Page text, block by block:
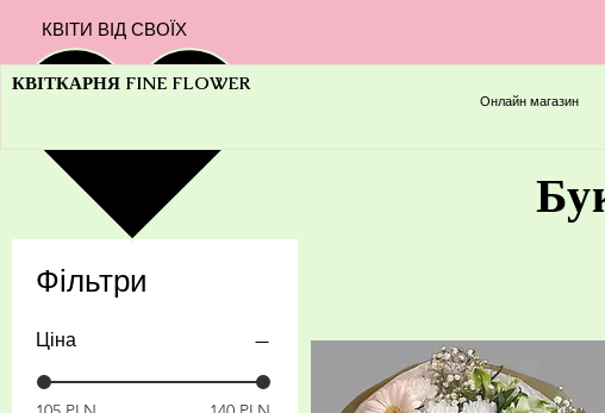
КВІТИ ВІД СВОЇХ
КВІТКАРНЯ FINE FLOWER
Онлайн магазин
Фільтри
Ціна